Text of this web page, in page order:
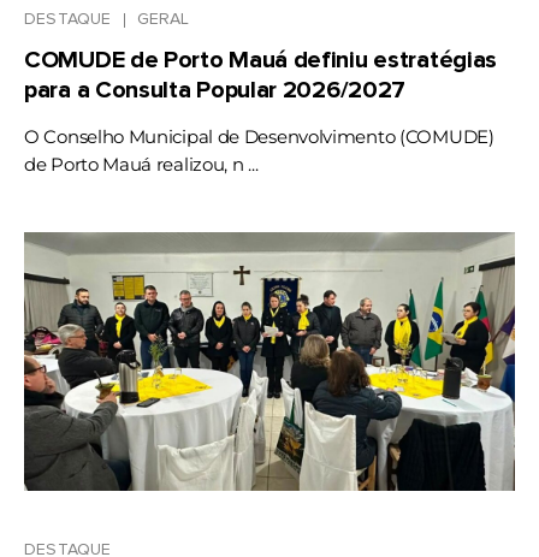
DESTAQUE GERAL
COMUDE de Porto Mauá definiu estratégias
para a Consulta Popular 2026/2027
O Conselho Municipal de Desenvolvimento (COMUDE)
de Porto Mauá realizou, n ...
DESTAQUE